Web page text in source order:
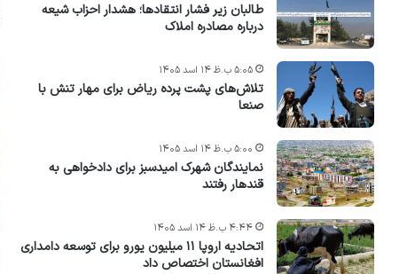
طالبان زیر فشار انتقادها؛ هشدار احزاب شیعه
درباره مصادره‌ املاک
تلاش‌های پشت ‌پرده ریاض برای مهار تنش با
صنعا
۵:۰۵ ب.ظ ۱۴ اسد ۱۴۰۵
نمایندگان شهرک امید‌سبز برای دادخواهی به
قندهار رفتند
۵:۰۰ ب.ظ ۱۴ اسد ۱۴۰۵
اتحادیه اروپا ۱۱ میلیون یورو برای توسعه دامداری
افغانستان اختصاص داد
۴:۴۴ ب.ظ ۱۴ اسد ۱۴۰۵